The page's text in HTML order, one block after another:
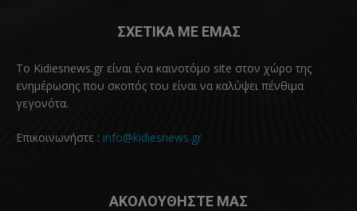
ΣΧΕΤΙΚΑ ΜΕ ΕΜΑΣ
Το Kidiesnews.gr είναι ένα καινοτόμο site στον χώρο της
ενημέρωσης που σκοπός του είναι να καλύψει πένθιμα
γεγονότα.
Επικοινωνήστε : info@kidiesnews.gr
ΑΚΟΛΟΥΘΗΣΤΕ ΜΑΣ